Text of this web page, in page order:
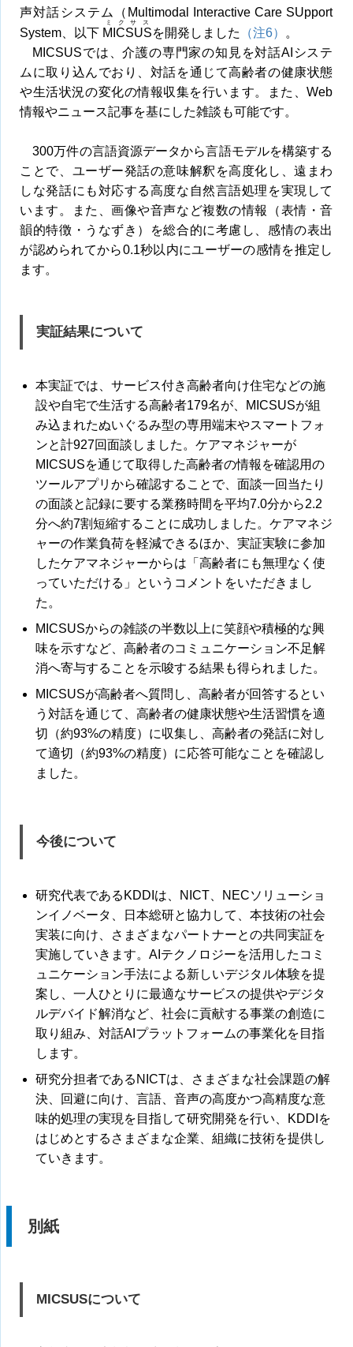
声対話システム（Multimodal Interactive Care SUpport
System、以下 MICSUS
ミクサス
を開発しました （注6）
。
MICSUSでは、介護の専門家の知見を対話AIシステ
ムに取り込んでおり、対話を通じて高齢者の健康状態
や生活状況の変化の情報収集を行います。また、Web
情報やニュース記事を基にした雑談も可能です。
300万件の言語資源データから言語モデルを構築する
ことで、ユーザー発話の意味解釈を高度化し、遠まわ
しな発話にも対応する高度な自然言語処理を実現して
います。また、画像や音声など複数の情報（表情・音
韻的特徴・うなずき）を総合的に考慮し、感情の表出
が認められてから0.1秒以内にユーザーの感情を推定し
ます。
実証結果について
本実証では、サービス付き高齢者向け住宅などの施
設や自宅で生活する高齢者179名が、MICSUSが組
み込まれたぬいぐるみ型の専用端末やスマートフォ
ンと計927回面談しました。ケアマネジャーが
MICSUSを通じて取得した高齢者の情報を確認用の
ツールアプリから確認することで、面談一回当たり
の面談と記録に要する業務時間を平均7.0分から2.2
分へ約7割短縮することに成功しました。ケアマネジ
ャーの作業負荷を軽減できるほか、実証実験に参加
したケアマネジャーからは「高齢者にも無理なく使
っていただける」というコメントをいただきまし
た。
MICSUSからの雑談の半数以上に笑顔や積極的な興
味を示すなど、高齢者のコミュニケーション不足解
消へ寄与することを示唆する結果も得られました。
MICSUSが高齢者へ質問し、高齢者が回答するとい
う対話を通じて、高齢者の健康状態や生活習慣を適
切（約93%の精度）に収集し、高齢者の発話に対し
て適切（約93%の精度）に応答可能なことを確認し
ました。
今後について
研究代表であるKDDIは、NICT、NECソリューショ
ンイノベータ、日本総研と協力して、本技術の社会
実装に向け、さまざまなパートナーとの共同実証を
実施していきます。AIテクノロジーを活用したコミ
ュニケーション手法による新しいデジタル体験を提
案し、一人ひとりに最適なサービスの提供やデジタ
ルデバイド解消など、社会に貢献する事業の創造に
取り組み、対話AIプラットフォームの事業化を目指
します。
研究分担者であるNICTは、さまざまな社会課題の解
決、回避に向け、言語、音声の高度かつ高精度な意
味的処理の実現を目指して研究開発を行い、KDDIを
はじめとするさまざまな企業、組織に技術を提供し
ていきます。
別紙
MICSUSについて